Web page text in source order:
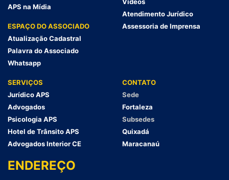
APS na Mídia
ESPAÇO DO ASSOCIADO
Atualização Cadastral
Palavra do Associado
Whatsapp
Atendimento Jurídico
Assessoria de Imprensa
SERVIÇOS
Jurídico APS
Advogados
Psicologia APS
Hotel de Trânsito APS
Advogados Interior CE
CONTATO
Sede
Fortaleza
Subsedes
Quixadá
Maracanaú
ENDEREÇO